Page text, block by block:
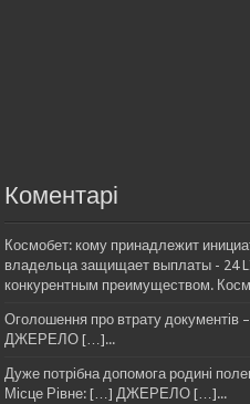
Коментарі
Космобет: кому принадлежит
владельца защищает выплаты - 24
конкурентным преимуществом.
Оголошення про втрату документів
ДЖЕРЕЛО […]...
Дуже потрібна допомога родині
Місце Рівне: […] ДЖЕРЕЛО […]...